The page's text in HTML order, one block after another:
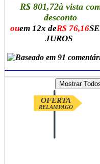
R$ 801,72à vista
desconto
ouem 12x deR$ 76,16
JUROS
OFERTA
RELAMPAGO